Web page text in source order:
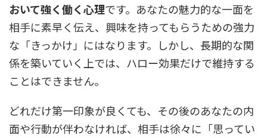
おいて強く働く心理です。あなたの魅力的な一面を
相手に素早く伝え、興味を持ってもらうための強力
な「きっかけ」にはなります。しかし、長期的な関
係を築いていく上では、ハロー効果だけで維持する
ことはできません。
どれだけ第一印象が良くても、その後のあなたの内
面や行動が伴わなければ、相手は徐々に「思ってい